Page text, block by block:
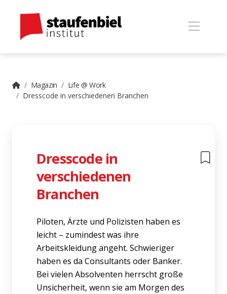
Magazin
Life @ Work
Dresscode in verschiedenen Branchen
Dresscode in
verschiedenen
Branchen
Piloten, Ärzte und Polizisten haben es
leicht – zumindest was ihre
Arbeitskleidung angeht. Schwieriger
haben es da Consultants oder Banker.
Bei vielen Absolventen herrscht große
Unsicherheit, wenn sie am Morgen des